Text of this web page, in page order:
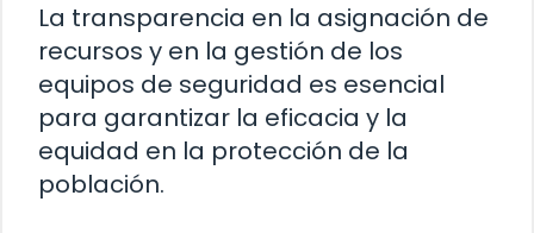
La transparencia en la asignación de
recursos y en la gestión de los
equipos de seguridad es esencial
para garantizar la eficacia y la
equidad en la protección de la
población.